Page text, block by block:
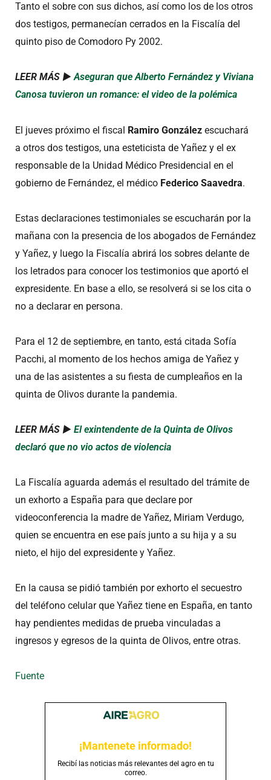
Tanto el sobre con sus dichos, así como los de los otros
dos testigos, permanecían cerrados en la Fiscalía del
quinto piso de Comodoro Py 2002.
LEER MÁS ►Aseguran que Alberto Fernández y Viviana
Canosa tuvieron un romance: el video de la polémica
El jueves próximo el fiscal Ramiro González escuchará
a otros dos testigos, una esteticista de Yañez y el ex
responsable de la Unidad Médico Presidencial en el
gobierno de Fernández, el médico Federico Saavedra.
Estas declaraciones testimoniales se escucharán por la
mañana con la presencia de los abogados de Fernández
y Yañez, y luego la Fiscalía abrirá los sobres delante de
los letrados para conocer los testimonios que aportó el
expresidente. En base a ello, se resolverá si se los cita o
no a declarar en persona.
Para el 12 de septiembre, en tanto, está citada Sofía
Pacchi, al momento de los hechos amiga de Yañez y
una de las asistentes a su fiesta de cumpleaños en la
quinta de Olivos durante la pandemia.
LEER MÁS ► El exintendente de la Quinta de Olivos
declaró que no vio actos de violencia
La Fiscalía aguarda además el resultado del trámite de
un exhorto a España para que declare por
videoconferencia la madre de Yañez, Miriam Verdugo,
quien se encuentra en ese país junto a su hija y a su
nieto, el hijo del expresidente y Yañez.
En la causa se pidió también por exhorto el secuestro
del teléfono celular que Yañez tiene en España, en tanto
hay pendientes medidas de prueba vinculadas a
ingresos y egresos de la quinta de Olivos, entre otras.
Fuente
¡Mantenete informado!
Recibí las noticias más relevantes del agro en tu
correo.